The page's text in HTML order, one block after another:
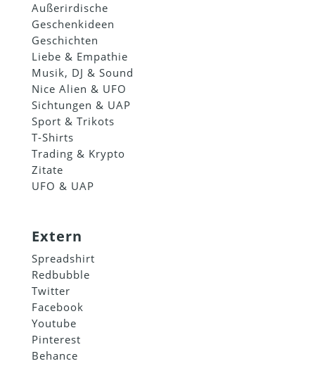
Außerirdische
Geschenkideen
Geschichten
Liebe & Empathie
Musik, DJ & Sound
Nice Alien & UFO
Sichtungen & UAP
Sport & Trikots
T-Shirts
Trading & Krypto
Zitate
UFO & UAP
Extern
Spreadshirt
Redbubble
Twitter
Facebook
Youtube
Pinterest
Behance